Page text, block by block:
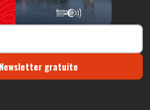
gratuite